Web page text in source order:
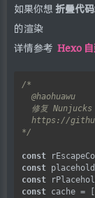
如果你想 折叠代
的渲染
详情参考 Hexo
*/
const
const
const
const cache =